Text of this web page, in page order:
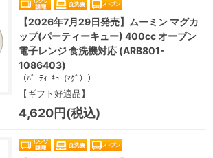
【2026年7月29日発売】ムーミン マグカ
ップ(パーティーキュー) 400cc オーブン
電子レンジ 食洗機対応 (ARB801-
1086403)
（ﾊﾟｰﾃｨｰｷｭｰ(ﾏｸﾞ））
【ギフト好適品】
4,620円(税込)